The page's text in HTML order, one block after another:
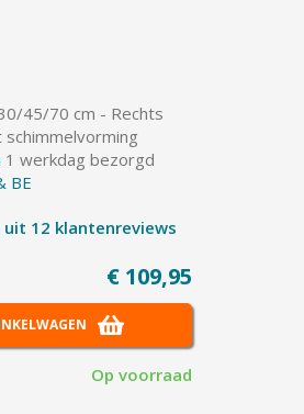
45/70 cm - Rechts
1 werkdag bezorgd
BE
12 klantenreviews
€ 109,95
Op voorraad